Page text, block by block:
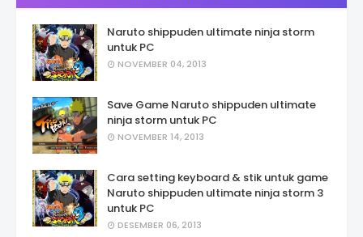
Naruto shippuden ultimate ninja storm
untuk PC
NOVEMBER 04, 2013
Save Game Naruto shippuden ultimate
ninja storm untuk PC
NOVEMBER 14, 2013
Cara setting keyboard & stik untuk game
Naruto shippuden ultimate ninja storm 3
untuk PC
DESEMBER 06, 2013